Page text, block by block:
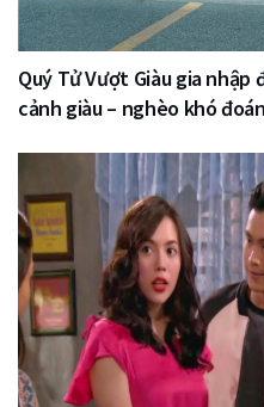
Quý Tử Vượt Giàu gia nhập
cảnh giàu – nghèo khó đoán